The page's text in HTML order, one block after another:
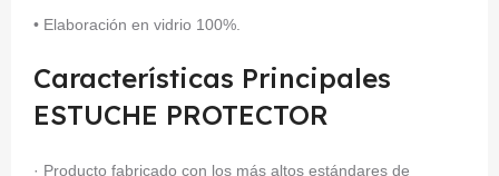
• Elaboración en vidrio 100%.
Características Principales
ESTUCHE PROTECTOR
· Producto fabricado con los más altos estándares de